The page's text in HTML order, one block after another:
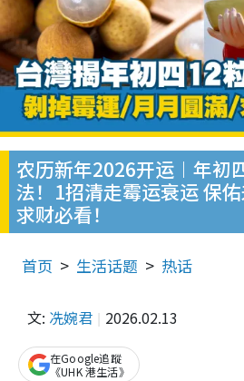
农历新年2026开运︱年初
法！1招清走霉运衰运 保
求财必看！
首页 生活话题 热话
文: 冼婉君 2026.02.13
在Google追蹤
《UHK 港生活》